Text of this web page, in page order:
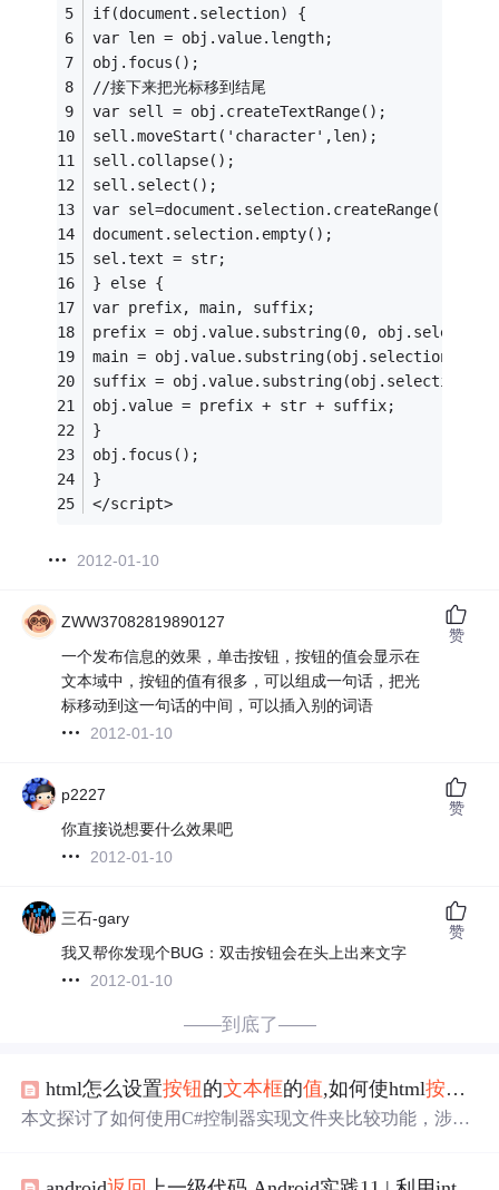
if(document.selection) {
var len = obj.value.length;
obj.focus();
//接下来把光标移到结尾
var sell = obj.createTextRange();
sell.moveStart('character',len);
sell.collapse();
sell.select();
var sel=document.selection.createRange();
document.selection.empty();
sel.text = str;
} else {
var prefix, main, suffix;
prefix = obj.value.substring(0,
main =
suffix =
obj.value = prefix + str + suffix;
}
obj.focus();
}
</script>
2012-01-10
ZWW37082819890127
一个发布信息的效果，单击按钮，按钮的值会显示在
文本域中，按钮的值有很多，可以组成一句话，把光
标移动到这一句话的中间，可以插入别的词语
2012-01-10
赞
p2227
你直接说想要什么效果吧
2012-01-10
赞
三石-gary
我又帮你发现个BUG：双击按钮会在头上出来文字
2012-01-10
赞
——到底了——
html怎么设置按钮的文本框的值,如何使html按钮
本文探讨了如何使用C#控制器实现文件夹比较功能，涉及